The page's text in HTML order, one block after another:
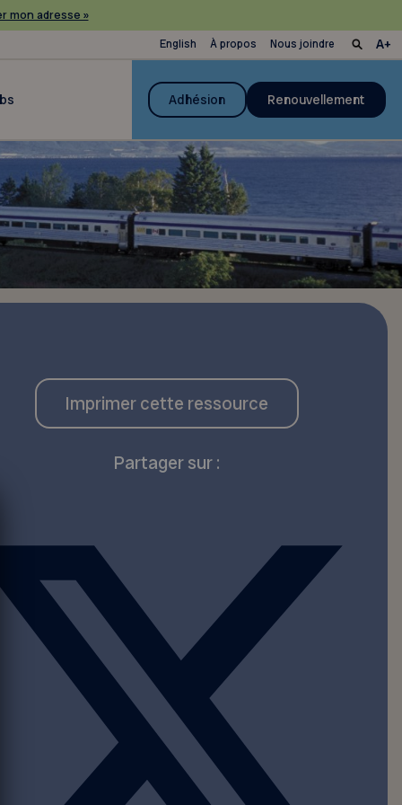
mon adresse »
English À propos Nous joindre
Adhésion Renouvellement
Imprimer cette ressource
Partager sur :